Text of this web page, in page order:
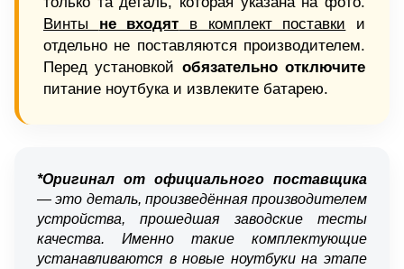
Винты не входят в комплект поставки и
отдельно не поставляются производителем.
Перед установкой обязательно отключите
питание ноутбука и извлеките батарею.
*Оригинал от официального поставщика
— это деталь, произведённая производителем
устройства, прошедшая заводские тесты
качества. Именно такие комплектующие
устанавливаются в новые ноутбуки на этапе